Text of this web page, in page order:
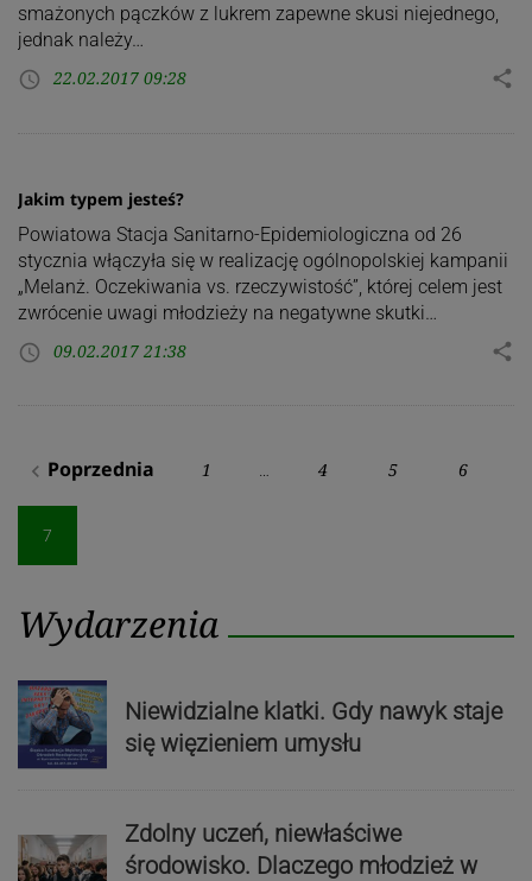
smażonych pączków z lukrem zapewne skusi niejednego,
jednak należy…
access_time 22.02.2017 09:28 share
Jakim typem jesteś?
Powiatowa Stacja Sanitarno-Epidemiologiczna od 26
stycznia włączyła się w realizację ogólnopolskiej kampanii
„Melanż. Oczekiwania vs. rzeczywistość”, której celem jest
zwrócenie uwagi młodzieży na negatywne skutki…
access_time 09.02.2017 21:38 share
Stronicowanie
wpisów
navigate_before Poprzednia 1 4 5 6
7
Wydarzenia
Niewidzialne klatki. Gdy nawyk staje
się więzieniem umysłu
Zdolny uczeń, niewłaściwe
środowisko. Dlaczego młodzież w